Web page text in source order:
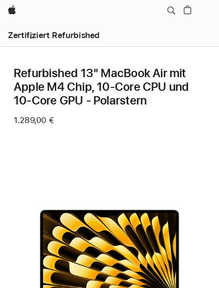
Apple
Zertifiziert Refurbished
Refurbished 13" MacBook Air mit
Apple M4 Chip, 10‑Core CPU und
10‑Core GPU - Polarstern
1.289,00 €